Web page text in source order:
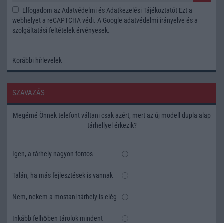
Elfogadom az Adatvédelmi és Adatkezelési Tájékoztatót Ezt a
webhelyet a reCAPTCHA védi. A Google adatvédelmi irányelve és a
szolgáltatási feltételek érvényesek.
Korábbi hírlevelek
SZAVAZÁS
Megérné Önnek telefont váltani csak azért, mert az új modell dupla alap
tárhellyel érkezik?
Igen, a tárhely nagyon fontos
Talán, ha más fejlesztések is vannak
Nem, nekem a mostani tárhely is elég
Inkább felhőben tárolok mindent